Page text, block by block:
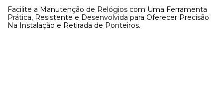
Facilite a Manutenção de Relógios com Uma Ferramenta
Prática, Resistente e Desenvolvida para Oferecer Precisão
Na Instalação e Retirada de Ponteiros.